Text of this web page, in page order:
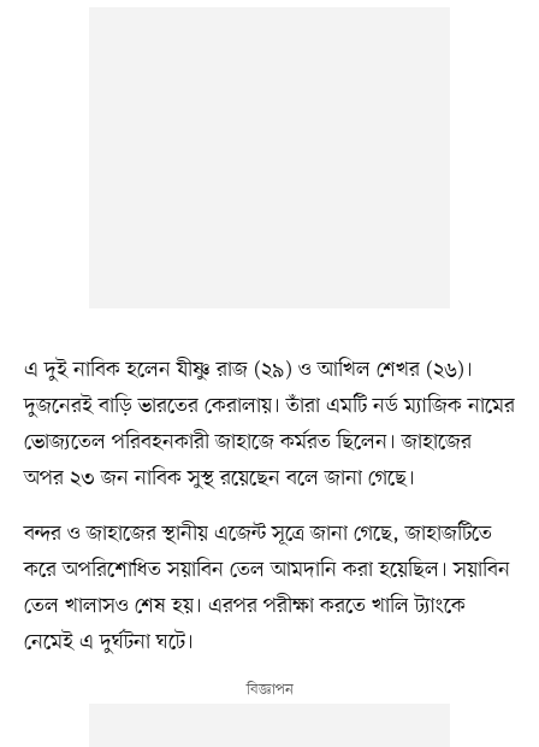
এ দুই নাবিক হলেন যীষ্ণু রাজ (২৯) ও আখিল শেখর (২৬)।
দুজনেরই বাড়ি ভারতের কেরালায়। তাঁরা এমটি নর্ড ম্যাজিক নামের
ভোজ্যতেল পরিবহনকারী জাহাজে কর্মরত ছিলেন। জাহাজের
অপর ২৩ জন নাবিক সুস্থ রয়েছেন বলে জানা গেছে।
বন্দর ও জাহাজের স্থানীয় এজেন্ট সূত্রে জানা গেছে, জাহাজটিতে
করে অপরিশোধিত সয়াবিন তেল আমদানি করা হয়েছিল। সয়াবিন
তেল খালাসও শেষ হয়। এরপর পরীক্ষা করতে খালি ট্যাংকে
নেমেই এ দুর্ঘটনা ঘটে।